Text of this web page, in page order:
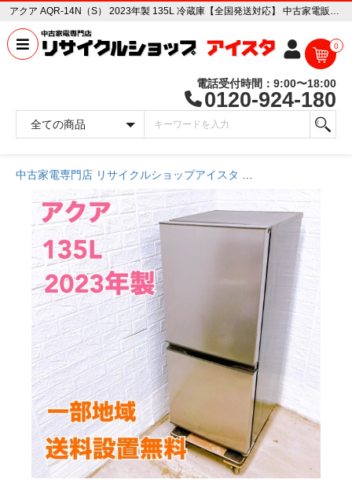
アクア AQR-14N（S） 2023年製 135L 冷蔵庫【全国発送対応】 中古家電販売専門店 リサイクルショップ アイスタ
0
電話受付時間：9:00〜18:00
0120-924-180
中古家電専門店 リサイクルショップアイスタ